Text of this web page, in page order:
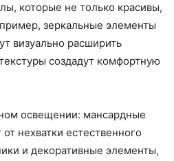
которые не только красивы,
зеркальные элементы
визуально расширить
создадут комфортную
освещении: мансардные
нехватки естественного
и декоративные элементы,